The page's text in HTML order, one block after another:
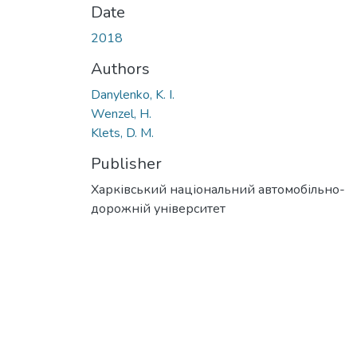
Date
2018
Authors
Danylenko, K. I.
Wenzel, H.
Klets, D. M.
Publisher
Харківський національний автомобільно-
дорожній університет